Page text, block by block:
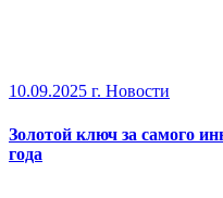
10.09.2025 г. Новости
Золотой ключ за самого
года